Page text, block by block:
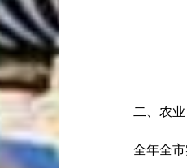
二、农业
全年全市